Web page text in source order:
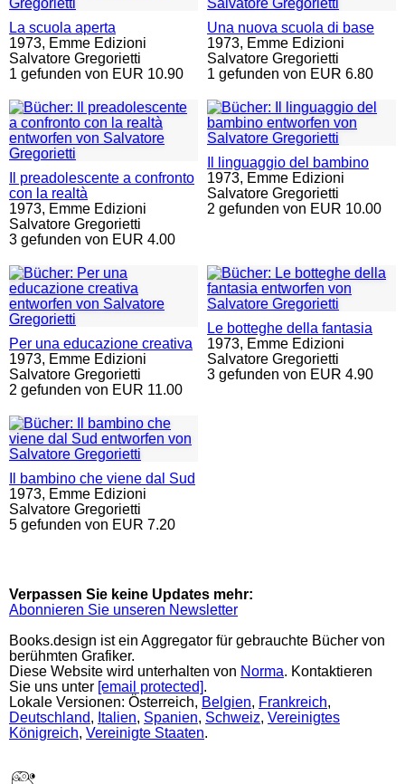
La scuola aperta
1973, Emme Edizioni
Salvatore Gregorietti
1 gefunden von EUR 10.90
Una nuova scuola di base
1973, Emme Edizioni
Salvatore Gregorietti
1 gefunden von EUR 6.80
Il preadolescente a confronto
con la realtà
1973, Emme Edizioni
Salvatore Gregorietti
3 gefunden von EUR 4.00
Il linguaggio del bambino
1973, Emme Edizioni
Salvatore Gregorietti
2 gefunden von EUR 10.00
Per una educazione creativa
1973, Emme Edizioni
Salvatore Gregorietti
2 gefunden von EUR 11.00
Le botteghe della fantasia
1973, Emme Edizioni
Salvatore Gregorietti
3 gefunden von EUR 4.90
Il bambino che viene dal Sud
1973, Emme Edizioni
Salvatore Gregorietti
5 gefunden von EUR 7.20
Verpassen Sie keine Updates mehr:
Abonnieren Sie unseren Newsletter
Books.design ist ein Aggregator für gebrauchte Bücher von
berühmten Grafiker.
Diese Website wird unterhalten von Norma. Kontaktieren
Sie uns unter [email protected].
Lokale Versionen: Österreich, Belgien, Frankreich,
Deutschland, Italien, Spanien, Schweiz, Vereinigtes
Königreich, Vereinigte Staaten.